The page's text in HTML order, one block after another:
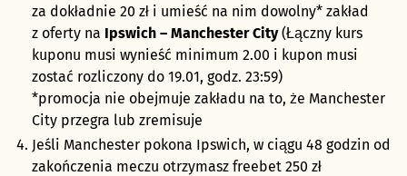
za dokładnie 20 zł i umieść na nim dowolny* zakład
z oferty na Ipswich – Manchester City(Łączny kurs
kuponu musi wynieść minimum 2.00 i kupon musi
zostać rozliczony do 19.01, godz. 23:59)
*promocja nie obejmuje zakładu na to, że Manchester
City przegra lub zremisuje
Jeśli Manchester pokona Ipswich, w ciągu 48 godzin od
zakończenia meczu otrzymasz freebet 250 zł